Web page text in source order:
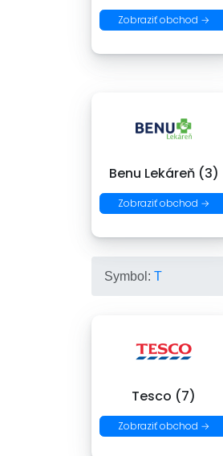
Zobraziť obchod →
Benu Lekáreň (3)
Zobraziť obchod →
Symbol: T
Tesco (7)
Zobraziť obchod →